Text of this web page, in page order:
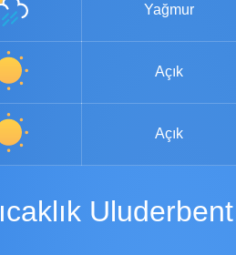
Yağmur
Açık
Açık
Sıcaklık